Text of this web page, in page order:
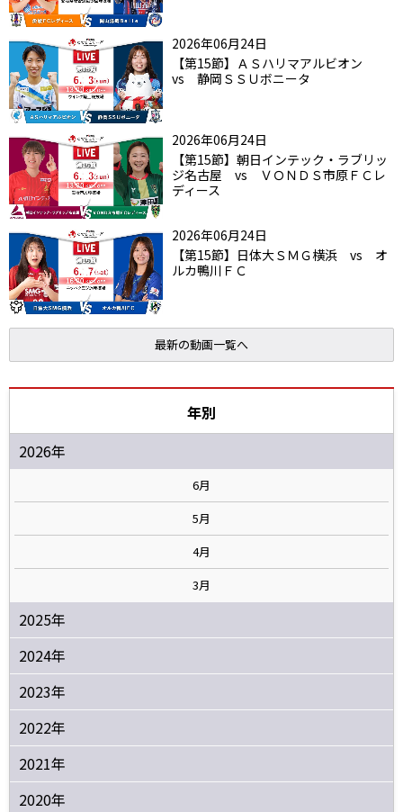
2026年06月24日
【第15節】ＡＳハリマアルビオン
vs 静岡ＳＳＵボニータ
2026年06月24日
【第15節】朝日インテック・ラブリッ
ジ名古屋 vs ＶＯＮＤＳ市原ＦＣレ
ディース
2026年06月24日
【第15節】日体大ＳＭＧ横浜 vs オ
ルカ鴨川ＦＣ
最新の動画一覧へ
年別
2026年
6月
5月
4月
3月
2025年
2024年
2023年
2022年
2021年
2020年